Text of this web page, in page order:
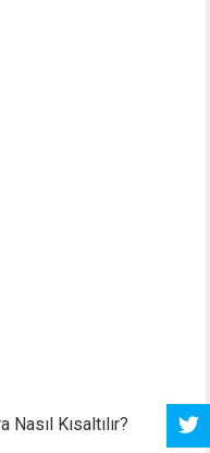
Kısaltılır?